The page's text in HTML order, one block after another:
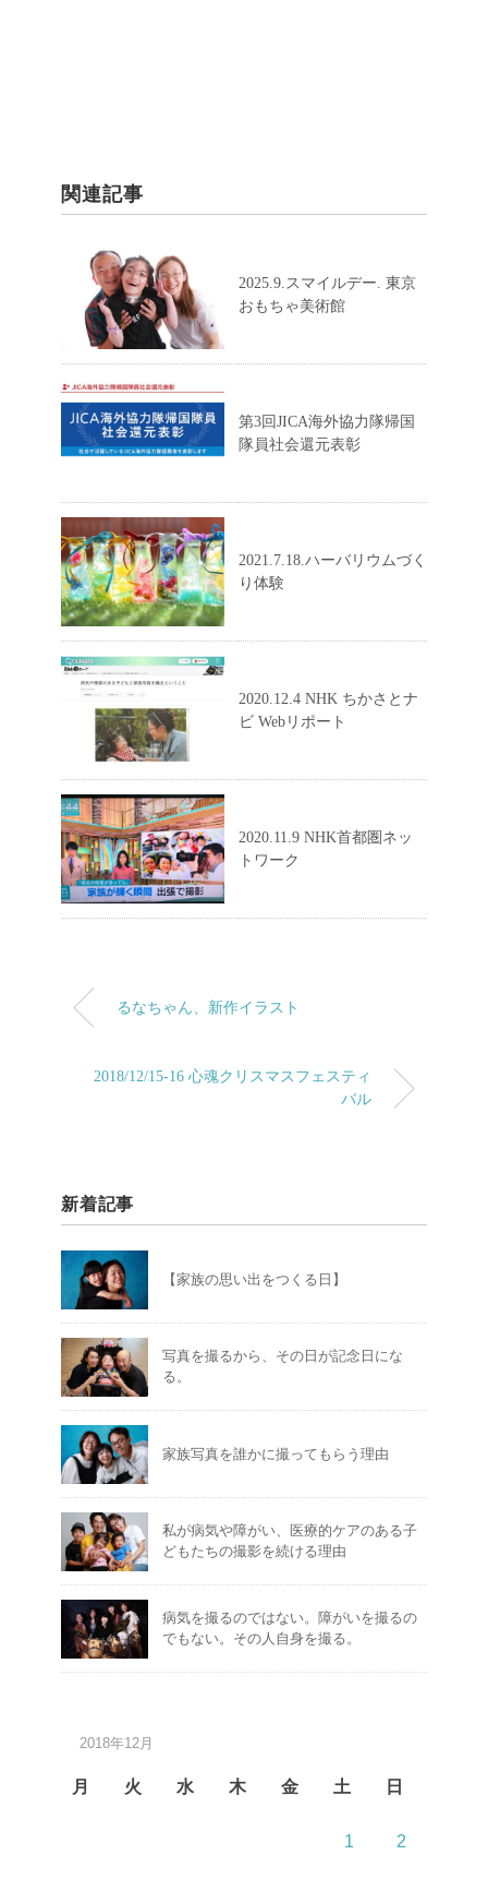
関連記事
2025.9.スマイルデー. 東京
おもちゃ美術館
第3回JICA海外協力隊帰国
隊員社会還元表彰
2021.7.18.ハーバリウムづく
り体験
2020.12.4 NHK ちかさとナ
ビ Webリポート
2020.11.9 NHK首都圏ネッ
トワーク
るなちゃん、新作イラスト
2018/12/15-16 心魂クリスマスフェスティ
バル
新着記事
【家族の思い出をつくる日】
写真を撮るから、その日が記念日にな
る。
家族写真を誰かに撮ってもらう理由
私が病気や障がい、医療的ケアのある子
どもたちの撮影を続ける理由
病気を撮るのではない。障がいを撮るの
でもない。その人自身を撮る。
2018年12月
月 火 水 木 金 土 日
1 2